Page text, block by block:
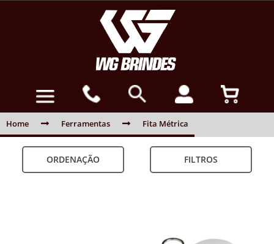
Home Ferramentas Fita Métrica
ORDENAÇÃO FILTROS